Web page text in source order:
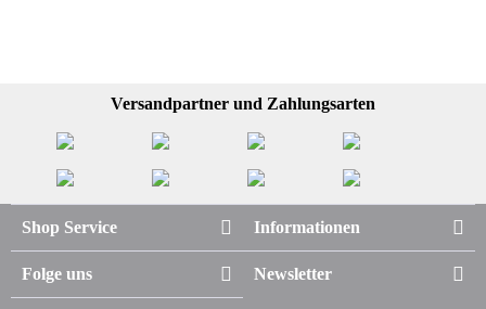
Versandpartner und Zahlungsarten
Shop Service Informationen
Folge uns Newsletter